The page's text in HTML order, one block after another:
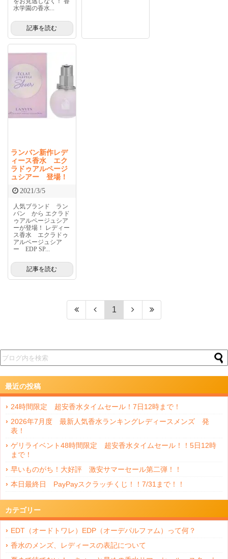
水学園の香水...
記事を読む
ランバン新作レデ
ィース香水 エク
ラドゥアルページ
ュシアー 登場！
2021/3/5
人気ブランド ラン
バン から エクラド
ゥアルページュシア
ーが登場！ レディー
ス香水 エクラドゥ
アルページュシア
ー EDP SP...
記事を読む
1
最近の投稿
24時間限定 超安香水タイムセール！7日12時まで！
2026年7月度 最新人気香水ランキングレディースメンズ 発
表！
ゲリライベント48時間限定 超安香水タイムセール！！5日12時
まで！
早いものがち！大好評 激安サマーセール第二弾！！
本日最終日 PayPayスクラッチくじ！！7/31まで！！
カテゴリー
EDT（オードトワレ）EDP（オーデパルファム）って何？
香水のメンズ、レディースの表記について